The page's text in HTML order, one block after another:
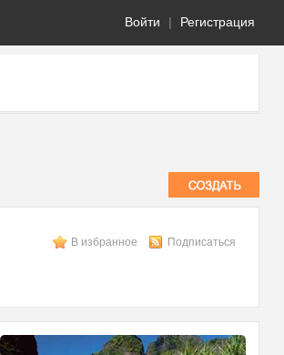
Войти | Регистрация
В избранное Подписаться